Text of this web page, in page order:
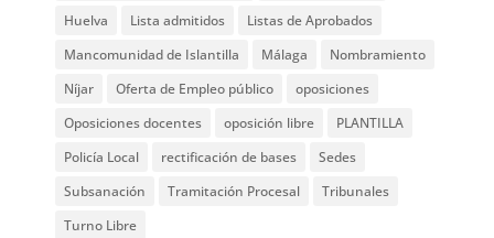
Huelva
Lista admitidos
Listas de Aprobados
Mancomunidad de Islantilla
Málaga
Nombramiento
Níjar
Oferta de Empleo público
oposiciones
Oposiciones docentes
oposición libre
PLANTILLA
Policía Local
rectificación de bases
Sedes
Subsanación
Tramitación Procesal
Tribunales
Turno Libre